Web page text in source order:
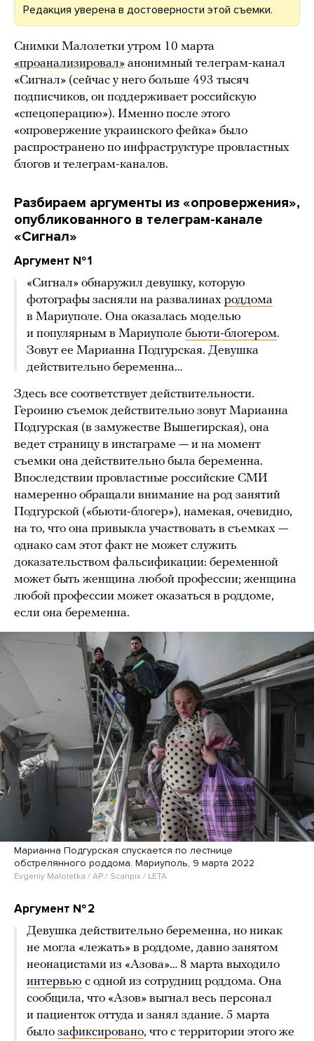
Редакция уверена в достоверности этой съемки.
Снимки Малолетки утром 10 марта
«проанализировал» анонимный телеграм-канал
«Сигнал» (сейчас у него больше 493 тысяч
подписчиков, он поддерживает российскую
«спецоперацию»). Именно после этого
«опровержение украинского фейка» было
распространено по инфраструктуре провластных
блогов и телеграм-каналов.
Разбираем аргументы из «опровержения»,
опубликованного в телеграм-канале
«Сигнал»
Аргумент № 1
«Сигнал» обнаружил девушку, которую
фотографы засняли на развалинах роддома
в Мариуполе. Она оказалась моделью
и популярным в Мариуполе бьюти-блогером.
Зовут ее Марианна Подгурская. Девушка
действительно беременна…
Здесь все соответствует действительности.
Героиню съемок действительно зовут Марианна
Подгурская (в замужестве Вышегирская), она
ведет страницу в инстаграме — и на момент
съемки она действительно была беременна.
Впоследствии провластные российские СМИ
намеренно обращали внимание на род занятий
Подгурской («бьюти-блогер»), намекая, очевидно,
на то, что она привыкла участвовать в съемках —
однако сам этот факт не может служить
доказательством фальсификации: беременной
может быть женщина любой профессии; женщина
любой профессии может оказаться в роддоме,
если она беременна.
Марианна Подгурская спускается по лестнице
обстрелянного роддома. Мариуполь, 9 марта 2022
Evgeniy Maloletka / AP / Scanpix / LETA
Аргумент № 2
Девушка действительно беременна, но никак
не могла «лежать» в роддоме, давно занятом
неонацистами из «Азова»… 8 марта выходило
интервью с одной из сотрудниц роддома. Она
сообщила, что «Азов» выгнал весь персонал
и пациенток оттуда и занял здание. 5 марта
было зафиксировано, что с территории этого же